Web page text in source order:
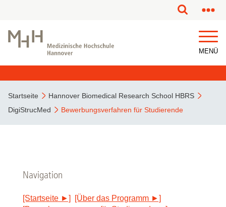
MENÜ
Startseite
Hannover Biomedical Research School HBRS
DigiStrucMed
Bewerbungsverfahren für Studierende
Navigation
[Startseite ►]
[Über das Programm ►]